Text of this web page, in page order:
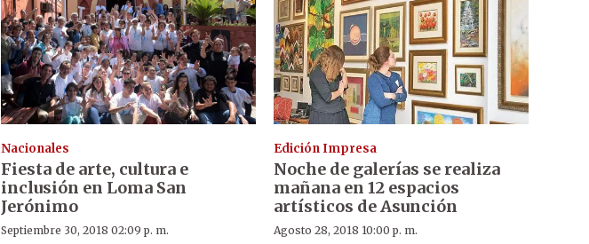
Nacionales
Fiesta de arte, cultura e
inclusión en Loma San
Jerónimo
Septiembre 30, 2018 02:09 p. m.
Edición Impresa
Noche de galerías se realiza
mañana en 12 espacios
artísticos de Asunción
Agosto 28, 2018 10:00 p. m.